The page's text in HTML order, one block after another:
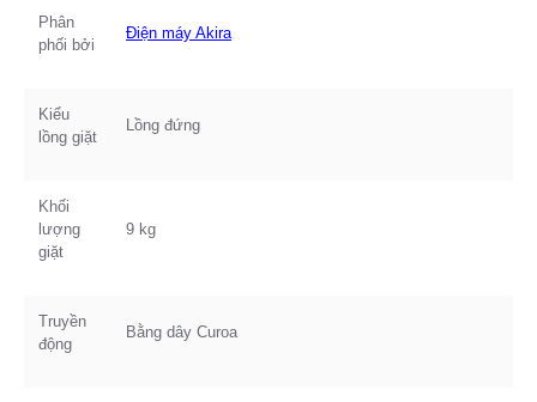
Phân
phối bởi
Điện máy Akira
Kiểu
lồng giặt
Lồng đứng
Khối
lượng
giặt
9 kg
Truyền
động
Bằng dây Curoa